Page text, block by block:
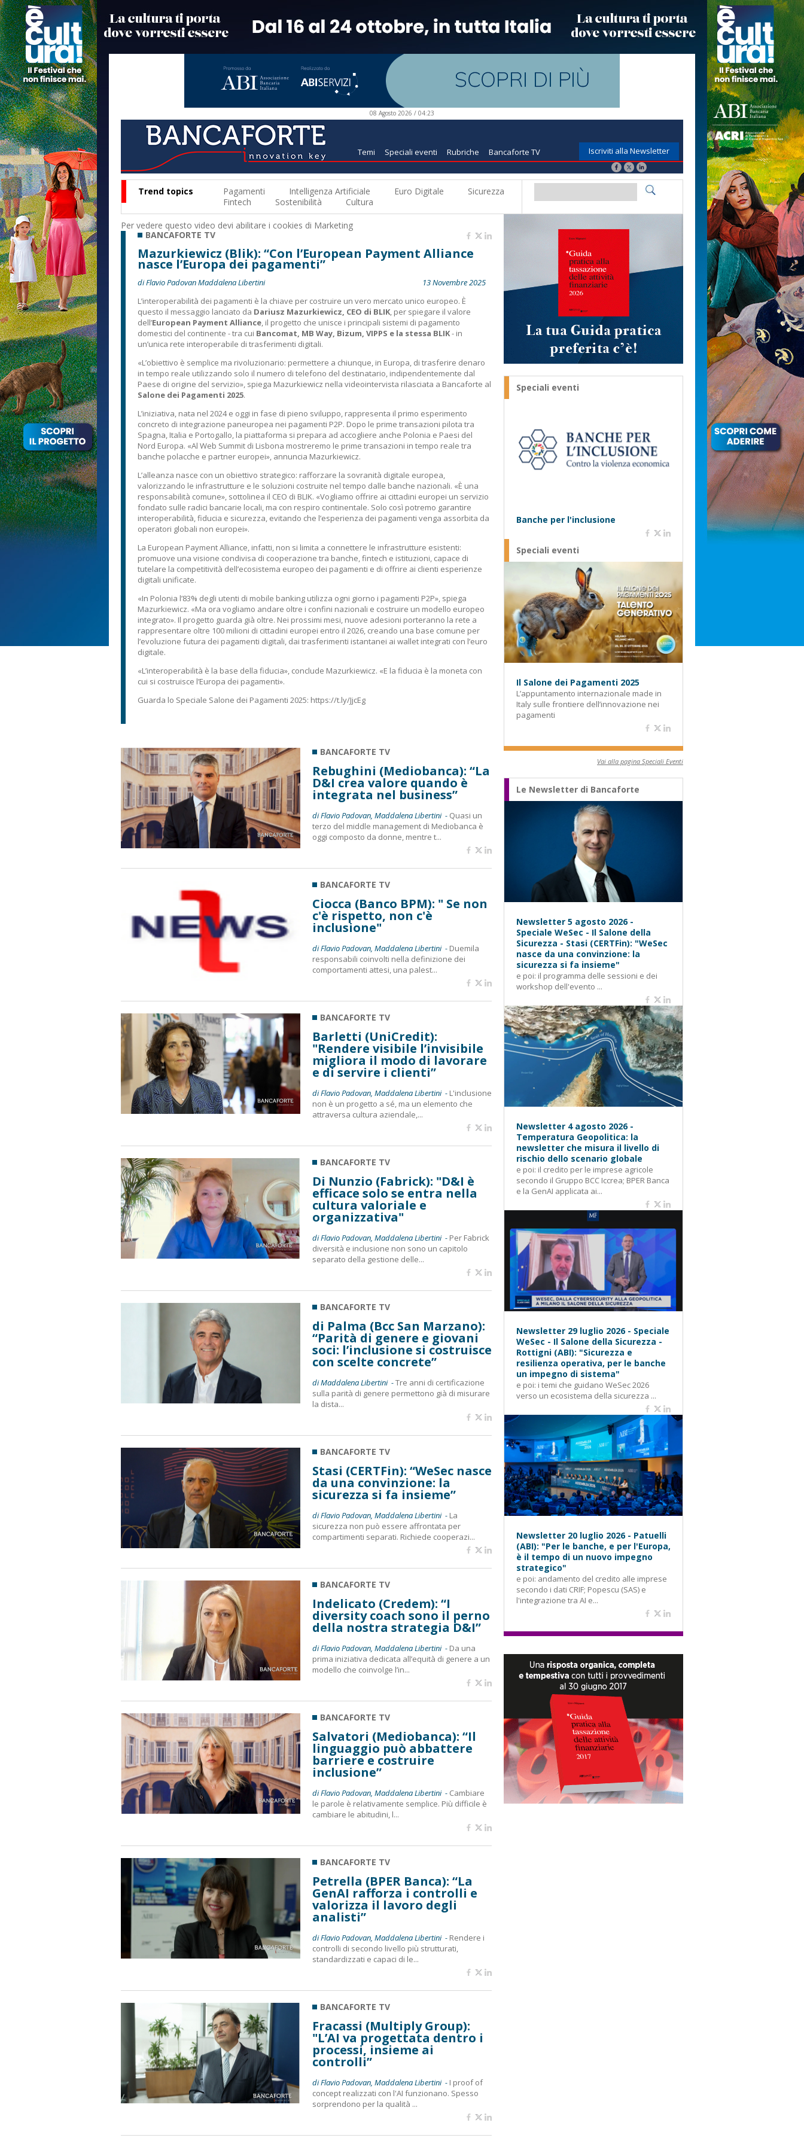
08 Agosto 2026 / 04:23
Temi Speciali eventi Rubriche Bancaforte TV Iscriviti alla Newsletter
Trend topics Pagamenti Intelligenza Artificiale Euro Digitale
Sicurezza
Fintech
Sostenibilità Cultura
Per vedere questo video devi abilitare i cookies di Marketing
BANCAFORTE TV
Mazurkiewicz (Blik): “Con l’European Payment Alliance
nasce l’Europa dei pagamenti”
di Flavio Padovan Maddalena Libertini
13 Novembre 2025
L’interoperabilità dei pagamenti è la chiave per costruire un vero mercato unico europeo. È
questo il messaggio lanciato da Dariusz Mazurkiewicz, CEO di BLIK, per spiegare il valore
dell’European Payment Alliance, il progetto che unisce i principali sistemi di pagamento
domestici del continente - tra cui Bancomat, MB Way, Bizum, VIPPS e la stessa BLIK- in
un’unica rete interoperabile di trasferimenti digitali.
«L’obiettivo è semplice ma rivoluzionario: permettere a chiunque, in Europa, di trasferire denaro
in tempo reale utilizzando solo il numero di telefono del destinatario, indipendentemente dal
Paese di origine del servizio», spiega Mazurkiewicz nella videointervista rilasciata a Bancaforte al
Salone dei Pagamenti 2025.
L’iniziativa, nata nel 2024 e oggi in fase di pieno sviluppo, rappresenta il primo esperimento
concreto di integrazione paneuropea nei pagamenti P2P. Dopo le prime transazioni pilota tra
Spagna, Italia e Portogallo, la piattaforma si prepara ad accogliere anche Polonia e Paesi del
Nord Europa. «Al Web Summit di Lisbona mostreremo le prime transazioni in tempo reale tra
banche polacche e partner europei», annuncia Mazurkiewicz.
L’alleanza nasce con un obiettivo strategico: rafforzare la sovranità digitale europea,
valorizzando le infrastrutture e le soluzioni costruite nel tempo dalle banche nazionali. «È una
responsabilità comune», sottolinea il CEO di BLIK. «Vogliamo offrire ai cittadini europei un servizio
fondato sulle radici bancarie locali, ma con respiro continentale. Solo così potremo garantire
interoperabilità, fiducia e sicurezza, evitando che l’esperienza dei pagamenti venga assorbita da
operatori globali non europei».
La European Payment Alliance, infatti, non si limita a connettere le infrastrutture esistenti:
promuove una visione condivisa di cooperazione tra banche, fintech e istituzioni, capace di
tutelare la competitività dell’ecosistema europeo dei pagamenti e di offrire ai clienti esperienze
digitali unificate.
«In Polonia l’83% degli utenti di mobile banking utilizza ogni giorno i pagamenti P2P», spiega
Mazurkiewicz. «Ma ora vogliamo andare oltre i confini nazionali e costruire un modello europeo
integrato». Il progetto guarda già oltre. Nei prossimi mesi, nuove adesioni porteranno la rete a
rappresentare oltre 100 milioni di cittadini europei entro il 2026, creando una base comune per
l’evoluzione futura dei pagamenti digitali, dai trasferimenti istantanei ai wallet integrati con l’euro
digitale.
«L’interoperabilità è la base della fiducia», conclude Mazurkiewicz. «E la fiducia è la moneta con
cui si costruisce l’Europa dei pagamenti».
Guarda lo Speciale Salone dei Pagamenti 2025: https://t.ly/JjcEg
BANCAFORTE TV
Rebughini (Mediobanca): “La
D&I crea valore quando è
integrata nel business”
di Flavio Padovan, Maddalena Libertini - Quasi un
terzo del middle management di Mediobanca è
oggi composto da donne, mentre t...
BANCAFORTE TV
Ciocca (Banco BPM): " Se non
c'è rispetto, non c'è
inclusione"
di Flavio Padovan, Maddalena Libertini - Duemila
responsabili coinvolti nella definizione dei
comportamenti attesi, una palest...
BANCAFORTE TV
Barletti (UniCredit):
"Rendere visibile l’invisibile
migliora il modo di lavorare
e di servire i clienti”
di Flavio Padovan, Maddalena Libertini - L'inclusione
non è un progetto a sé, ma un elemento che
attraversa cultura aziendale,...
BANCAFORTE TV
Di Nunzio (Fabrick): "D&I è
efficace solo se entra nella
cultura valoriale e
organizzativa"
di Flavio Padovan, Maddalena Libertini - Per Fabrick
diversità e inclusione non sono un capitolo
separato della gestione delle...
BANCAFORTE TV
di Palma (Bcc San Marzano):
“Parità di genere e giovani
soci: l’inclusione si costruisce
con scelte concrete”
di Maddalena Libertini -Tre anni di certificazione
sulla parità di genere permettono già di misurare
la dista...
BANCAFORTE TV
Stasi (CERTFin): “WeSec nasce
da una convinzione: la
sicurezza si fa insieme”
di Flavio Padovan, Maddalena Libertini - La
sicurezza non può essere affrontata per
compartimenti separati. Richiede cooperazi...
BANCAFORTE TV
Indelicato (Credem): “I
diversity coach sono il perno
della nostra strategia D&I”
di Flavio Padovan, Maddalena Libertini - Da una
prima iniziativa dedicata all’equità di genere a un
modello che coinvolge l’in...
BANCAFORTE TV
Salvatori (Mediobanca): “Il
linguaggio può abbattere
barriere e costruire
inclusione”
di Flavio Padovan, Maddalena Libertini - Cambiare
le parole è relativamente semplice. Più difficile è
cambiare le abitudini, l...
BANCAFORTE TV
Petrella (BPER Banca): “La
GenAI rafforza i controlli e
valorizza il lavoro degli
analisti”
di Flavio Padovan, Maddalena Libertini - Rendere i
controlli di secondo livello più strutturati,
standardizzati e capaci di le...
BANCAFORTE TV
Fracassi (Multiply Group):
"L’AI va progettata dentro i
processi, insieme ai
controlli”
di Flavio Padovan, Maddalena Libertini - I proof of
concept realizzati con l'AI funzionano. Spesso
sorprendono per la qualità ...
Speciali eventi
Banche per l'inclusione
Speciali eventi
Il Salone dei Pagamenti 2025
L’appuntamento internazionale made in
Italy sulle frontiere dell’innovazione nei
pagamenti
Vai alla pagina Speciali Eventi
Le Newsletter di Bancaforte
Newsletter 5 agosto 2026 -
Speciale WeSec - Il Salone della
Sicurezza - Stasi (CERTFin): "WeSec
nasce da una convinzione: la
sicurezza si fa insieme"
e poi: il programma delle sessioni e dei
workshop dell'evento ...
Newsletter 4 agosto 2026 -
Temperatura Geopolitica: la
newsletter che misura il livello di
rischio dello scenario globale
e poi: il credito per le imprese agricole
secondo il Gruppo BCC Iccrea; BPER Banca
e la GenAI applicata ai...
Newsletter 29 luglio 2026 - Speciale
WeSec - Il Salone della Sicurezza -
Rottigni (ABI): "Sicurezza e
resilienza operativa, per le banche
un impegno di sistema"
e poi: i temi che guidano WeSec 2026
verso un ecosistema della sicurezza ...
Newsletter 20 luglio 2026 - Patuelli
(ABI): "Per le banche, e per l'Europa,
è il tempo di un nuovo impegno
strategico"
e poi: andamento del credito alle imprese
secondo i dati CRIF; Popescu (SAS) e
l'integrazione tra AI e...